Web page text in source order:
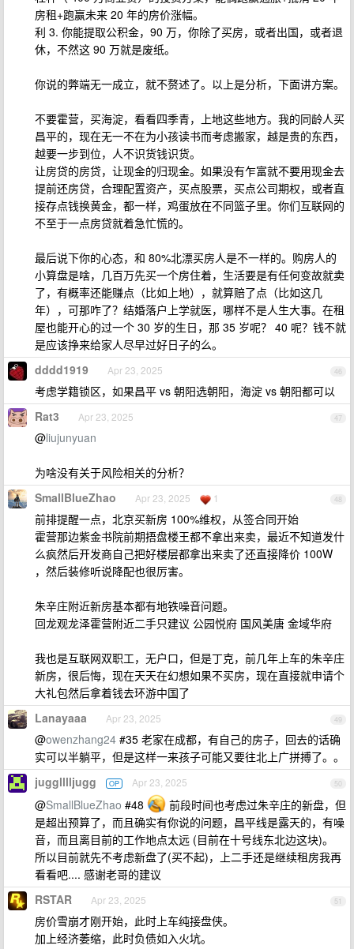
房租+跑赢未来 20 年的房价涨幅。
利 3. 你能提取公积金，90 万，你除了买房，或者出国，或者退
休，不然这 90 万就是废纸。
你说的弊端无一成立，就不赘述了。以上是分析，下面讲方案。
不要霍营，买海淀，看看四季青，上地这些地方。我的同龄人买
昌平的，现在无一不在为小孩读书而考虑搬家，越是贵的东西，
越要一步到位，人不识货钱识货。
让房贷的房贷，让现金的归现金。如果没有乍富就不要用现金去
提前还房贷，合理配置资产，买点股票，买点公司期权，或者直
接存点钱换黄金，都一样，鸡蛋放在不同篮子里。你们互联网的
不至于一点房贷就着急忙慌的。
最后说下你的心态，和 80%北漂买房人是不一样的。购房人的
小算盘是啥，几百万先买一个房住着，生活要是有任何变故就卖
了，有概率还能赚点（比如上地），就算赔了点（比如这几
年），可那咋了？结婚落户上学就医，哪样不是人生大事。在租
屋也能开心的过一个 30 岁的生日，那 35 岁呢？ 40 呢？钱不就
是应该挣来给家人尽早过好日子的么。
46
dddd1919 Apr 23, 2025
考虑学籍锁区，如果昌平 vs 朝阳选朝阳，海淀 vs 朝阳都可以
47
Rat3 Apr 23, 2025
@liujunyuan
为啥没有关于风险相关的分析？
48
SmallBlueZhao Apr 23, 2025 1
前排提醒一点，北京买新房 100%维权，从签合同开始
霍营那边紫金书院前期捂盘楼王都不拿出来卖，最近不知道发什
么疯然后开发商自己把好楼层都拿出来卖了还直接降价 100W
，然后装修听说降配也很厉害。
朱辛庄附近新房基本都有地铁噪音问题。
回龙观龙泽霍营附近二手只建议 公园悦府 国风美唐 金域华府
我也是互联网双职工，无户口，但是丁克，前几年上车的朱辛庄
新房，很后悔，现在天天在幻想如果不买房，现在直接就申请个
大礼包然后拿着钱去环游中国了
49
Lanayaaa Apr 23, 2025
@owenzhang24 #35 老家在成都，有自己的房子，回去的话确
实可以半躺平，但是这样一来孩子可能又要往北上广拼搏了。。
50
jugglllljugg OP Apr 23, 2025
@SmallBlueZhao #48
前段时间也考虑过朱辛庄的新盘，但
是超出预算了，而且确实有你说的问题，昌平线是露天的，有噪
音，而且离目前的工作地点太远 (目前在十号线东北边这块)。
所以目前就先不考虑新盘了(买不起)，上二手还是继续租房我再
看看吧.... 感谢老哥的建议
51
RSTAR Apr 23, 2025
房价雪崩才刚开始，此时上车纯接盘侠。
加上经济萎缩，此时负债如入火坑。